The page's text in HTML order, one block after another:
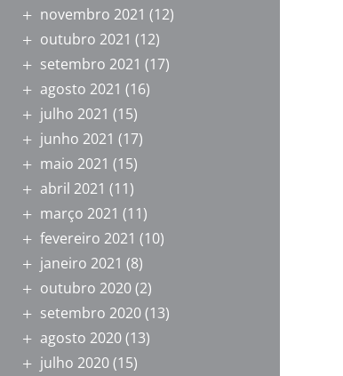
novembro 2021 (12)
outubro 2021 (12)
setembro 2021 (17)
agosto 2021 (16)
julho 2021 (15)
junho 2021 (17)
maio 2021 (15)
abril 2021 (11)
março 2021 (11)
fevereiro 2021 (10)
janeiro 2021 (8)
outubro 2020(2)
setembro 2020(13)
agosto 2020(13)
julho 2020(15)